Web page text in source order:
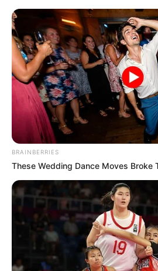
HOME
BRAINBERRIES
These Wedding Dance Moves Broke